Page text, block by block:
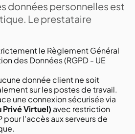
données personnelles est
Le prestataire
le Règlement Général
des Données (RGPD - UE
donnée client ne soit
sur les postes de travail.
une connexion sécurisée via
Privé Virtuel) avec restriction
pour l'accès aux serveurs de